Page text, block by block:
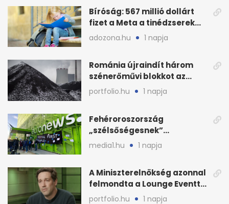
Bíróság: 567 millió dollárt
fizet a Meta a tinédzserek
védelmére
adozona.hu 1 napja
Románia újraindít három
szénerőművi blokkot az
áramellátás stabilizálására
portfolio.hu 1 napja
Fehéroroszország
„szélsőségesnek”
minősítette az Euronews
media1.hu 1 napja
A Miniszterelnökség azonnal
felmondta a Lounge Eventtel
kötött szerződést
portfolio.hu 1 napja